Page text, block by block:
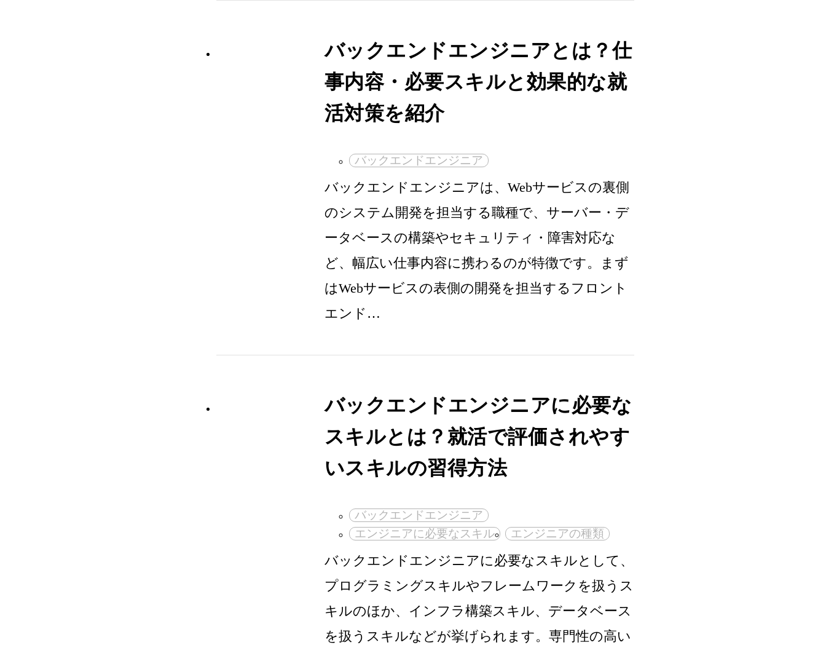
バックエンドエンジニアとは？仕
事内容・必要スキルと効果的な就
活対策を紹介
バックエンドエンジニア
バックエンドエンジニアは、Webサービスの裏側
のシステム開発を担当する職種で、サーバー・デ
ータベースの構築やセキュリティ・障害対応な
ど、幅広い仕事内容に携わるのが特徴です。まず
はWebサービスの表側の開発を担当するフロント
エンド…
バックエンドエンジニアに必要な
スキルとは？就活で評価されやす
いスキルの習得方法
バックエンドエンジニア
エンジニアに必要なスキル
エンジニアの種類
バックエンドエンジニアに必要なスキルとして、
プログラミングスキルやフレームワークを扱うス
キルのほか、インフラ構築スキル、データベース
を扱うスキルなどが挙げられます。専門性の高い